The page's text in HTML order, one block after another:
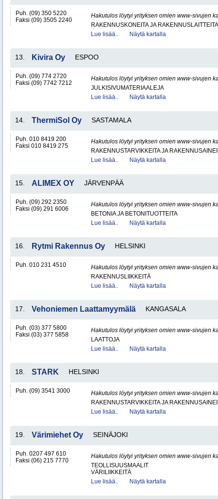
Puh. (09) 350 5220
Faksi (09) 3505 2240
Hakutulos löytyi yrityksen omien www-sivujen
RAKENNUSKONEITA JA RAKENNUSLAITTEITA
Lue lisää..
Näytä kartalla
13. Kivira Oy ESPOO
Puh. (09) 774 2720
Faksi (09) 7742 7212
Hakutulos löytyi yrityksen omien www-sivujen
JULKISIVUMATERIAALEJA
Lue lisää..
Näytä kartalla
14. ThermiSol Oy SASTAMALA
Puh. 010 8419 200
Faksi 010 8419 275
Hakutulos löytyi yrityksen omien www-sivujen
RAKENNUSTARVIKKEITA JA
Lue lisää..
Näytä kartalla
15. ALIMEX OY JÄRVENPÄÄ
Puh. (09) 292 2350
Faksi (09) 291 6006
Hakutulos löytyi yrityksen omien www-sivujen
BETONIA JA BETONITUOTTEITA
Lue lisää..
Näytä kartalla
16. Rytmi Rakennus Oy HELSINKI
Puh. 010 231 4510
Hakutulos löytyi yrityksen omien www-sivujen
RAKENNUSLIIKKEITÄ
Lue lisää..
Näytä kartalla
17. Vehoniemen Laattamyymälä KANGASALA
Puh. (03) 377 5800
Faksi (03) 377 5858
Hakutulos löytyi yrityksen omien www-sivujen
LAATTOJA
Lue lisää..
Näytä kartalla
18. STARK HELSINKI
Puh. (09) 3541 3000
Hakutulos löytyi yrityksen omien www-sivujen
RAKENNUSTARVIKKEITA JA
Lue lisää..
Näytä kartalla
19. Värimiehet Oy SEINÄJOKI
Puh. 0207 497 610
Faksi (06) 215 7770
Hakutulos löytyi yrityksen omien www-sivujen
TEOLLISUUSMAALIT
VÄRILIIKKEITÄ
Lue lisää..
Näytä kartalla